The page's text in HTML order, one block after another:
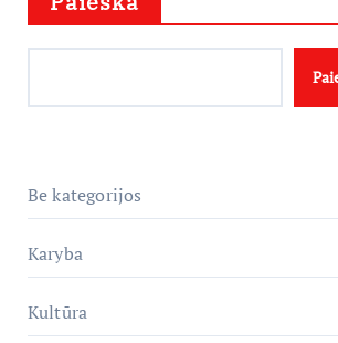
Be kategorijos
Karyba
Kultūra